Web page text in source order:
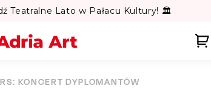
Teatralne Lato w Pałacu Kultury! 🏛️
Miasto
KONCERT DYPLOMANTÓW